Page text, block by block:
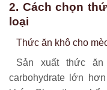
2. Cách chọn
loại
Thức ăn khô cho
Sản xuất thức
carbohydrate lớn